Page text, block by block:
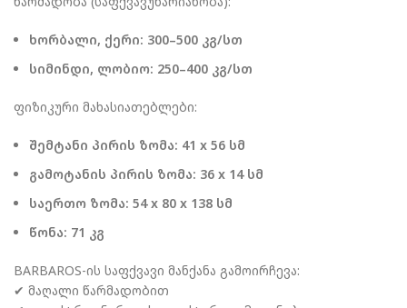
ხორბალი, ქერი: 300–500 კგ/სთ
სიმინდი, ლობიო: 250–400 კგ/სთ
ფიზიკური მახასიათებლები:
შემტანი პირის ზომა: 41 x 56 სმ
გამოტანის პირის ზომა: 36 x 14 სმ
საერთო ზომა: 54 x 80 x 138 სმ
წონა: 71 კგ
BARBAROS-ის საფქვავი მანქანა გამოირჩევა:
✔ მაღალი წარმადობით